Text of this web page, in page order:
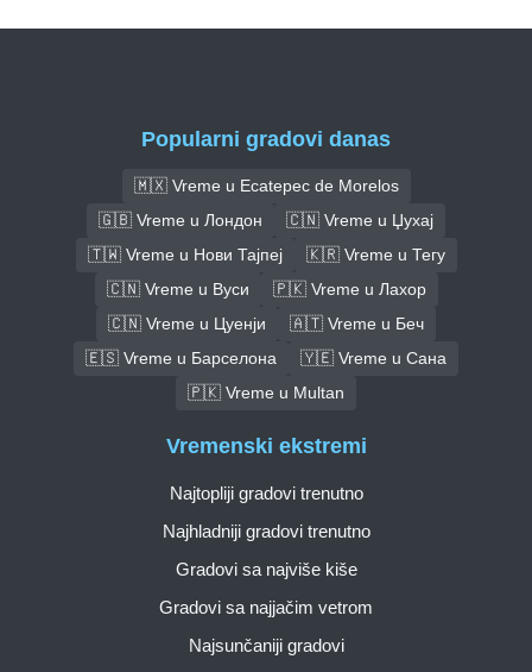
Popularni gradovi danas
🇲🇽 Vreme u Ecatepec de Morelos
🇬🇧 Vreme u Лондон
🇨🇳 Vreme u Џухај
🇹🇼 Vreme u Нови Тајпеј
🇰🇷 Vreme u Тегу
🇨🇳 Vreme u Вуси
🇵🇰 Vreme u Лахор
🇨🇳 Vreme u Цуенји
🇦🇹 Vreme u Беч
🇪🇸 Vreme u Барселона
🇾🇪 Vreme u Сана
🇵🇰 Vreme u Multan
Vremenski ekstremi
Najtopliji gradovi trenutno
Najhladniji gradovi trenutno
Gradovi sa najviše kiše
Gradovi sa najjačim vetrom
Najsunčaniji gradovi